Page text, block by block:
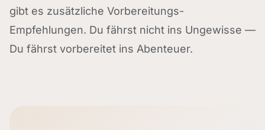
gibt es zusätzliche Vorbereitungs-
Empfehlungen. Du fährst nicht ins Ungewisse —
Du fährst vorbereitet ins Abenteuer.